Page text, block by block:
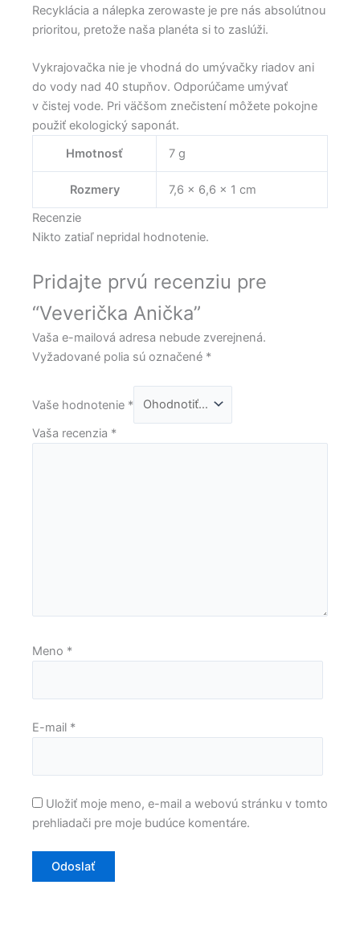
Recyklácia a nálepka zerowaste je pre nás absolútnou
prioritou, pretože naša planéta si to zaslúži.
Vykrajovačka nie je vhodná do umývačky riadov ani
do vody nad 40 stupňov. Odporúčame umývať
v čistej vode. Pri väčšom znečistení môžete pokojne
použiť ekologický saponát.
Hmotnosť
7 g
Rozmery
7,6 × 6,6 × 1 cm
Recenzie
Nikto zatiaľ nepridal hodnotenie.
Pridajte prvú recenziu pre
“Veverička Anička”
Vaša e-mailová adresa nebude zverejnená.
Vyžadované polia sú označené *
Vaše hodnotenie *
Vaša recenzia *
Meno *
E-mail *
Uložiť moje meno, e-mail a webovú stránku v tomto
prehliadači pre moje budúce komentáre.